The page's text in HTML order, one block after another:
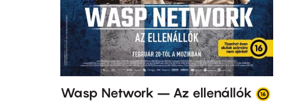
Wasp Network – Az ellenállók